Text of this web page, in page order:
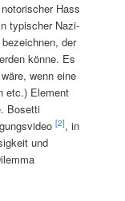
Hass
typischer Nazi-
der
könne. Es
wenn eine
etc.) Element
Bosetti
[2], in
und